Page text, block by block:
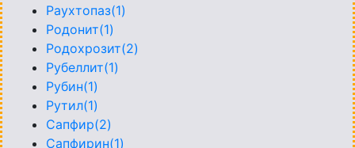
Раухтопаз(1)
Родонит(1)
Родохрозит(2)
Рубеллит(1)
Рубин(1)
Рутил(1)
Сапфир(2)
Сапфирин(1)